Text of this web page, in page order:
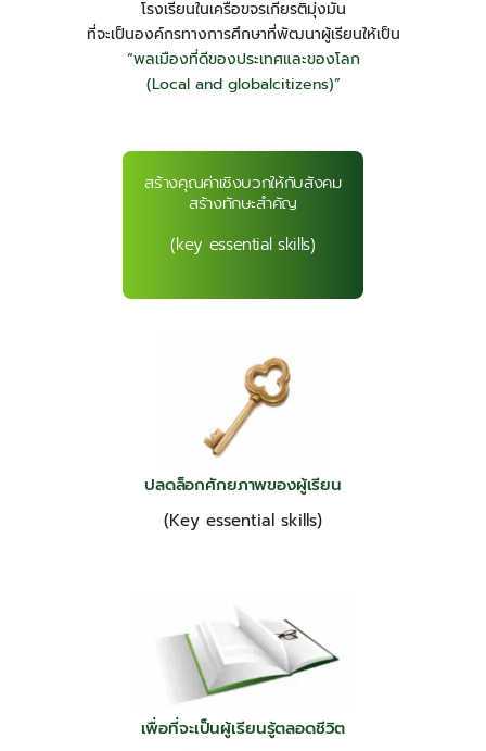
โรงเรียนในเครือขจรเกียรติมุ่งมัน
ที่จะเป็นองค์กรทางการศึกษาที่พัฒนาผู้เรียนให้เป็น
“พลเมืองที่ดีของประเทศและของโลก
(Local and globalcitizens)”
สร้างคุณค่าเชิงบวกให้กับสังคม
สร้างทักษะสำคัญ
(key essential skills)
ปลดล็อกศักยภาพของผู้เรียน
(Key essential skills)
เพื่อที่จะเป็นผู้เรียนรู้ตลอดชีวิต